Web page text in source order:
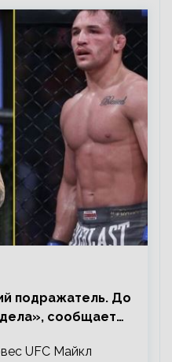
подражатель. До
сообщает
UFC Майкл